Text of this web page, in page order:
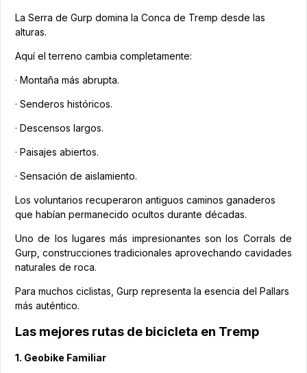
La Serra de Gurp domina la Conca de Tremp desde las
alturas.
Aquí el terreno cambia completamente:
· Montaña más abrupta.
· Senderos históricos.
· Descensos largos.
· Paisajes abiertos.
· Sensación de aislamiento.
Los voluntarios recuperaron antiguos caminos ganaderos
que habían permanecido ocultos durante décadas.
Uno de los lugares más impresionantes son los Corrals de
Gurp, construcciones tradicionales aprovechando cavidades
naturales de roca.
Para muchos ciclistas, Gurp representa la esencia del Pallars
más auténtico.
Las mejores rutas de bicicleta en Tremp
1. Geobike Familiar